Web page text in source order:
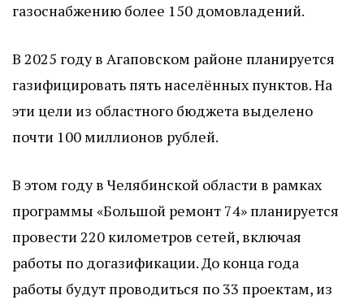
газоснабжению более 150 домовладений.
В 2025 году в Агаповском районе планируется
газифицировать пять населённых пунктов. На
эти цели из областного бюджета выделено
почти 100 миллионов рублей.
В этом году в Челябинской области в рамках
программы «Большой ремонт 74» планируется
провести 220 километров сетей, включая
работы по догазификации. До конца года
работы будут проводиться по 33 проектам, из